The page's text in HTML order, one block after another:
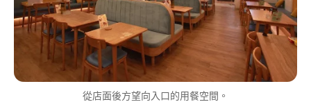
從店面後方望向入口的用餐空間。